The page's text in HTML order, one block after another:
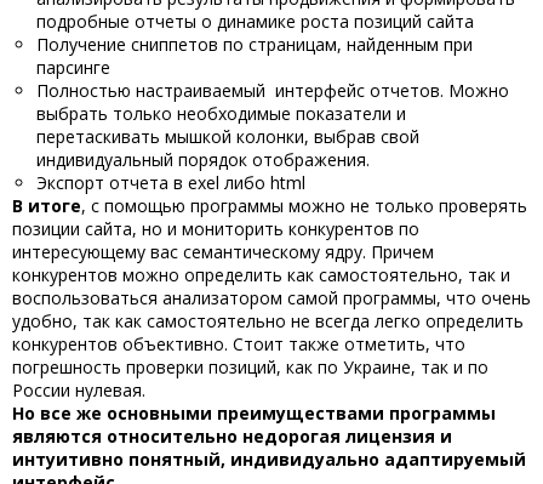
подробные отчеты о динамике роста позиций сайта
Получение сниппетов по страницам, найденным при
парсинге
Полностью настраиваемый интерфейс отчетов. Можно
выбрать только необходимые показатели и
перетаскивать мышкой колонки, выбрав свой
индивидуальный порядок отображения.
Экспорт отчета в exel либо html
В итоге, с помощью программы можно не только проверять
позиции сайта, но и мониторить конкурентов по
интересующему вас семантическому ядру. Причем
конкурентов можно определить как самостоятельно, так и
воспользоваться анализатором самой программы, что очень
удобно, так как самостоятельно не всегда легко определить
конкурентов объективно. Стоит также отметить, что
погрешность проверки позиций, как по Украине, так и по
России нулевая.
Но все же основными преимуществами программы
являются относительно недорогая лицензия и
интуитивно понятный, индивидуально адаптируемый